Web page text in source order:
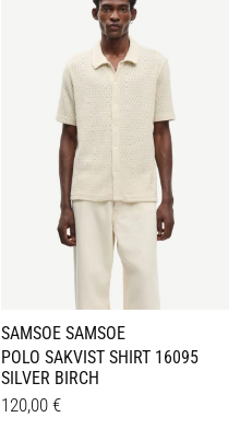
mehrere
Varianten
auf.
Die
Optionen
können
auf
der
Produktseite
werden
SAMSOE SAMSOE
POLO SAKVIST SHIRT 16095
SILVER BIRCH
120,00 €